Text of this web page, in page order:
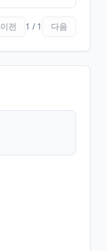
이전 1 / 1 다음